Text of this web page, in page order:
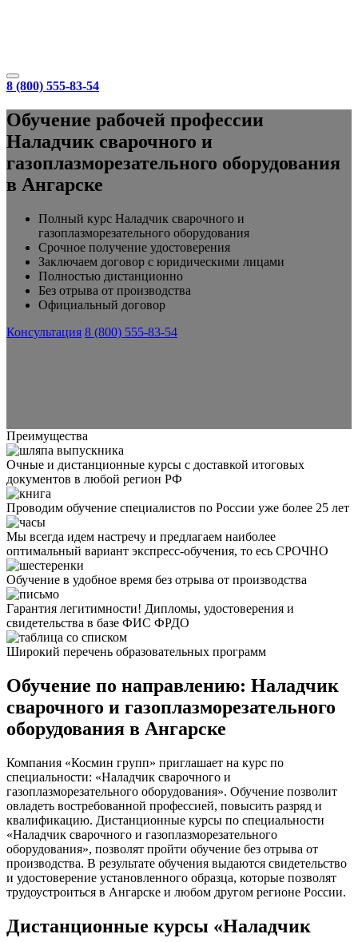
8 (800) 555-83-54
Обучение рабочей профессии
Наладчик сварочного и
газоплазморезательного оборудования
в Ангарске
Полный курс Наладчик сварочного и
газоплазморезательного оборудования
Срочное получение удостоверения
Заключаем договор с юридическими лицами
Полностью дистанционно
Без отрыва от производства
Официальный договор
Консультация 8 (800) 555-83-54
Преимущества
Очные и дистанционные курсы с доставкой итоговых
документов в любой регион РФ
Проводим обучение специалистов по России уже более 25 лет
Мы всегда идем настречу и предлагаем наиболее
оптимальный вариант экспресс-обучения, то есь СРОЧНО
Обучение в удобное время без отрыва от производства
Гарантия легитимности! Дипломы, удостоверения и
свидетельства в базе ФИС ФРДО
Широкий перечень образовательных программ
Обучение по направлению: Наладчик
сварочного и газоплазморезательного
оборудования в Ангарске
Компания «Космин групп» приглашает на курс по
специальности: «Наладчик сварочного и
газоплазморезательного оборудования». Обучение позволит
овладеть востребованной профессией, повысить разряд и
квалификацию. Дистанционные курсы по специальности
«Наладчик сварочного и газоплазморезательного
оборудования», позволят пройти обучение без отрыва от
производства. В результате обучения выдаются свидетельство
и удостоверение установленного образца, которые позволят
трудоустроиться в Ангарске и любом другом регионе России.
Дистанционные курсы «Наладчик